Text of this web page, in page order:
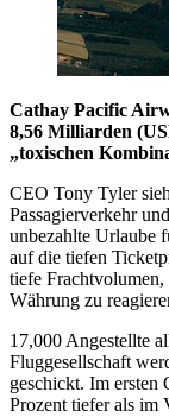
Cathay Pacific
8,56 Milliarden
„toxischen
CEO Tony Tyler
Passagierverkehr
unbezahlte Urlaube
auf die tiefen
tiefe
Währung zu
17,000 Angestellte
Fluggesellschaft
geschickt. Im ersten
Prozent tiefer als im